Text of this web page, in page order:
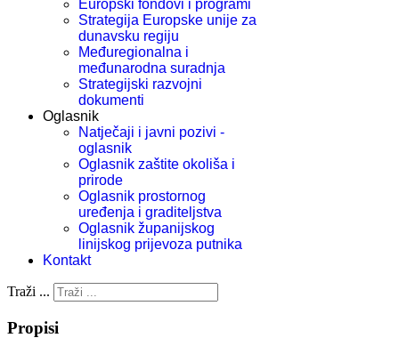
Europski fondovi i programi
Strategija Europske unije za
dunavsku regiju
Međuregionalna i
međunarodna suradnja
Strategijski razvojni
dokumenti
Oglasnik
Natječaji i javni pozivi -
oglasnik
Oglasnik zaštite okoliša i
prirode
Oglasnik prostornog
uređenja i graditeljstva
Oglasnik županijskog
linijskog prijevoza putnika
Kontakt
Traži ...
Propisi